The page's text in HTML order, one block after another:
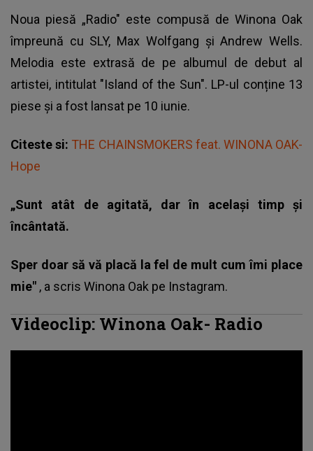
Noua piesă „Radio" este compusă de Winona Oak
împreună cu SLY, Max Wolfgang și Andrew Wells.
Melodia este extrasă de pe albumul de debut al
artistei, intitulat "Island of the Sun". LP-ul conține 13
piese și a fost lansat pe 10 iunie.
Citeste si: THE CHAINSMOKERS feat. WINONA OAK-
Hope
„Sunt atât de agitată, dar în același timp și
încântată.
Sper doar să vă placă la fel de mult cum îmi place
mie" , a scris Winona Oak pe Instagram.
Videoclip: Winona Oak- Radio